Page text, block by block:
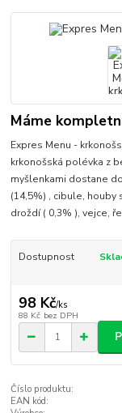
Máme
Expres Menu -
krkonošská polévka z
myšlenkami dostane
(14,5%) , cibule, houby
droždí ( 0,3% ), vejce,
Dostupnost
98 Kč/ks
88 Kč bez DPH
Číslo produktu:
EAN kód: